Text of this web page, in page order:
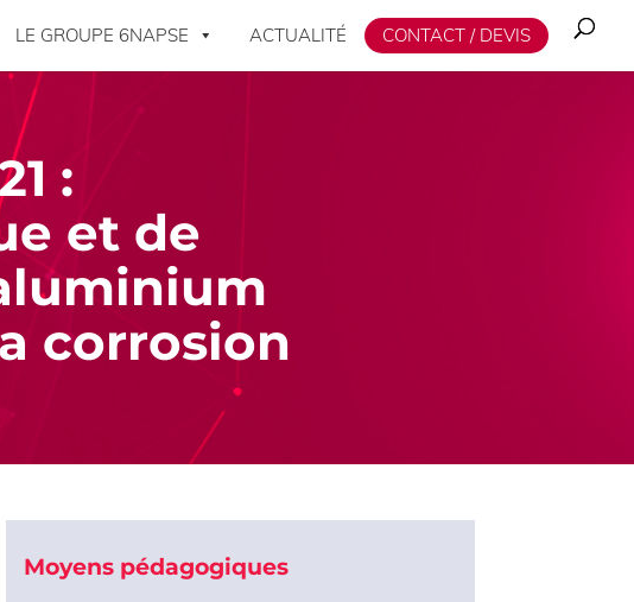
LE GROUPE 6NAPSE ACTUALITÉ CONTACT / DEVIS
:
et de
corrosion
Moyens pédagogiques